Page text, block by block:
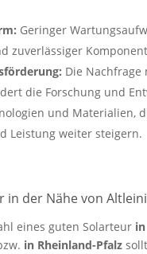
Geringer
zuverlässiger
Die Nachfrage
die Forschung und
und Materialien,
Leistung weiter steigern.
in der Nähe von
eines guten Solarteur in
in Rheinland-Pfalz